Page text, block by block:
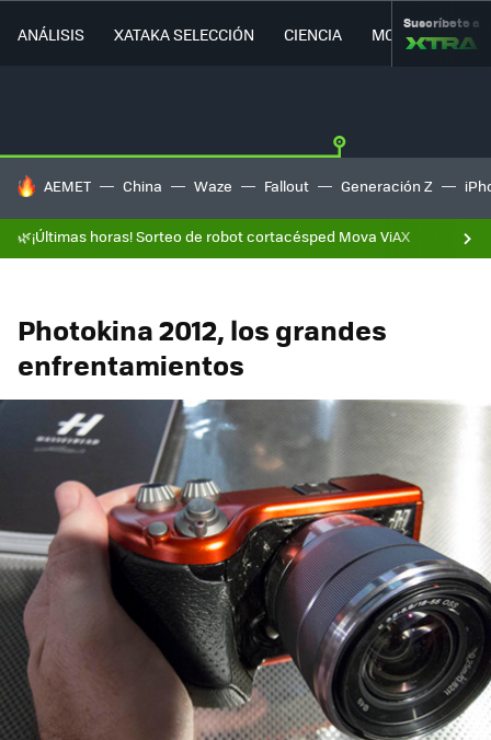
ANÁLISIS XATAKA SELECCIÓN CIENCIA MOVILIDAD
Suscríbete a
HOY SE HABLA DE
AEMET China Waze Fallout Generación Z
🌿¡Últimas horas! Sorteo de robot cortacésped Mova ViAX
Photokina 2012, los grandes
enfrentamientos